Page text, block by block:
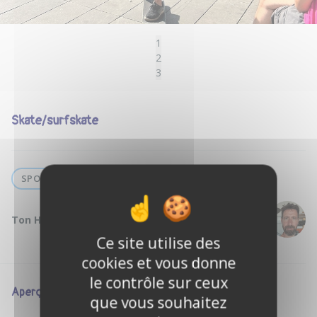
1
2
3
Skate/surfskate
SPORT
Ton Hôte :
Aperçu
Ce site utilise des
cookies et vous donne
le contrôle sur ceux
que vous souhaitez